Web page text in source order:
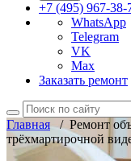
+7 (495) 967-38-
WhatsApp
Telegram
VK
Max
Заказать ремонт
Главная/ Ремонт
трёхмартирочной